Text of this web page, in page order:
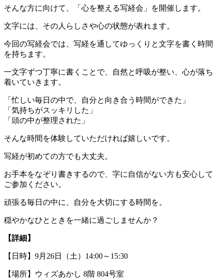
そんな方に向けて、「心を整える写経会」を開催します。
文字には、その人らしさや心の状態が表れます。
今回の写経会では、写経を通してゆっくりと文字を書く時間
を持ちます。
一文字ずつ丁寧に書くことで、自然と呼吸が整い、心が落ち
着いていきます。
「忙しい毎日の中で、自分と向き合う時間ができた」
「気持ちがスッキリした」
「頭の中が整理された」
そんな時間を体験していただければ嬉しいです。
写経が初めての方でも大丈夫。
お手本をなぞり書きするので、字に自信がない方も安心して
ご参加ください。
頑張る毎日の中に、自分を大切にする時間を。
穏やかなひとときを一緒に過ごしませんか？
【詳細】
【日時】9月26日（土）14:00～15:30
【場所】ウィズあかし 8階 804号室